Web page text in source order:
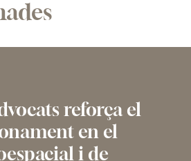
reforça el
en el
i de